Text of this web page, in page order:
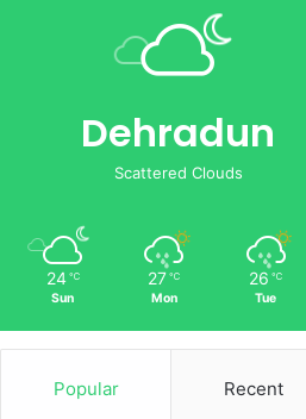
Dehradun
Scattered Clouds
24 ℃
Sun
27 ℃
Mon
26 ℃
Tue
Popular Recent